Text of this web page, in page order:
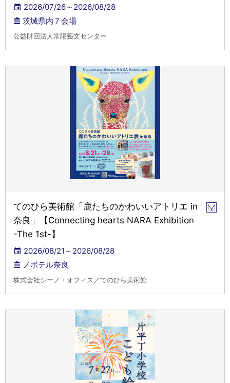
2026/07/26～2026/08/28
茨城県内７会場
公益財団法人常陽藝文センター
てのひら美術館「鹿たちのかわいいアトリエ in
奈良」【Connecting hearts NARA Exhibition
-The 1st-】
2026/08/21～2026/08/28
ノボテル奈良
株式会社シーノ・オフィス／てのひら美術館